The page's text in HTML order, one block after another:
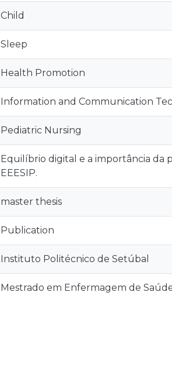
Child
Sleep
Health Promotion
Information and Communication
Pediatric Nursing
Equilíbrio digital e a importância da
EEESIP.
master thesis
Publication
Instituto Politécnico de Setúbal
Mestrado em Enfermagem de